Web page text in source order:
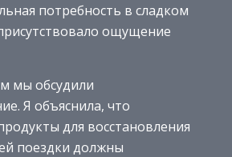
потребность в сладком
ощущение
мы обсудили
Я объяснила, что
для восстановления
поездки должны